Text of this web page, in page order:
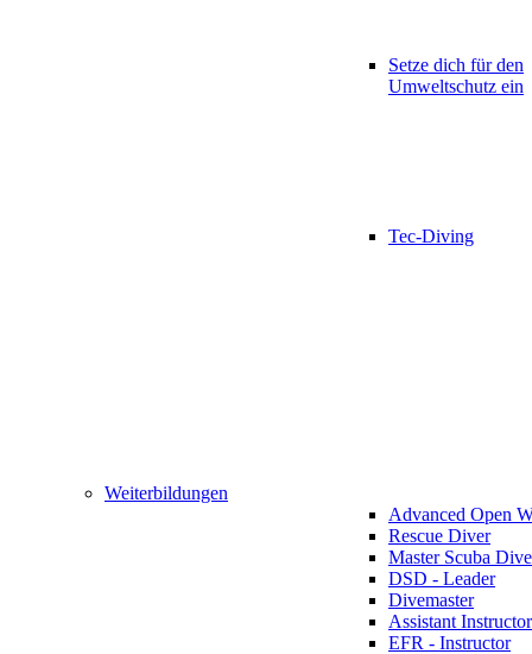
Setze dich für den
Umweltschutz ein
Tec-Diving
Weiterbildungen
Advanced Open
Rescue Diver
Master Scuba
DSD - Leader
Divemaster
Assistant Instructor
EFR - Instructor